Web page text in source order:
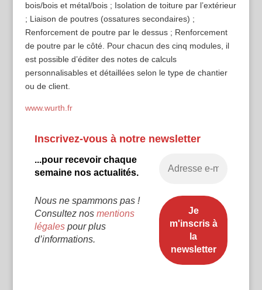
bois/bois et métal/bois ; Isolation de toiture par l’extérieur
; Liaison de poutres (ossatures secondaires) ;
Renforcement de poutre par le dessus ; Renforcement
de poutre par le côté. Pour chacun des cinq modules, il
est possible d’éditer des notes de calculs
personnalisables et détaillées selon le type de chantier
ou de client.
www.wurth.fr
Inscrivez-vous à notre newsletter
...pour recevoir chaque
semaine nos actualités.
Nous ne spammons pas !
Consultez nos mentions
légalespour plus
d’informations.